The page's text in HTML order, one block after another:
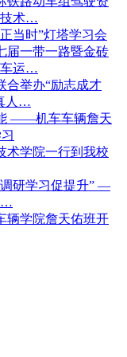
技术…
当时”灯塔学习会
届一带一路暨金砖
车运…
合举办“励志成才
人…
——机车车辆詹天
术学院一行到我校
研学习促提升” —
…
辆学院詹天佑班开